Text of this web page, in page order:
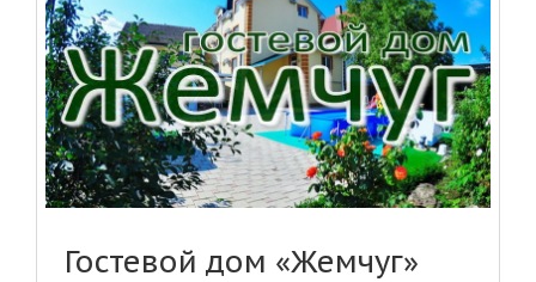
Гостевой дом «Жемчуг»